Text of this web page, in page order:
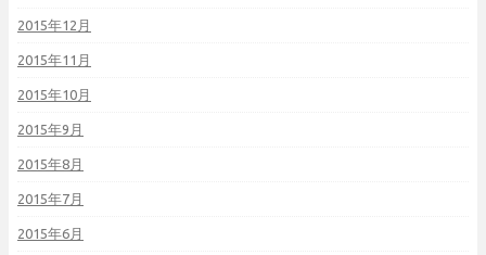
2015年12月
2015年11月
2015年10月
2015年9月
2015年8月
2015年7月
2015年6月